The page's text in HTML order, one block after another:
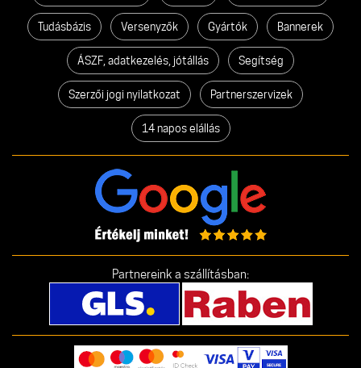
Tudásbázis Versenyzők Gyártók Bannerek
ÁSZF, adatkezelés, jótállás Segítség
Szerzői jogi nyilatkozat Partnerszervizek
14 napos elállás
Partnereink a szállításban: